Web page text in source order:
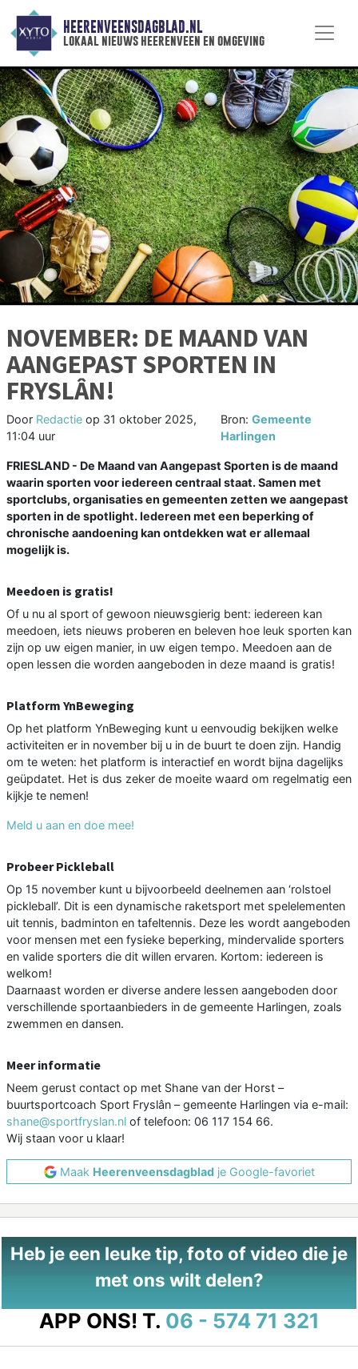
HEERENVEENSDAGBLAD.NL
lokaal nieuws heerenveen en omgeving
NOVEMBER: DE MAAND VAN
AANGEPAST SPORTEN IN
FRYSLÂN!
Door Redactie op 31 oktober 2025,
11:04 uur
Bron: Gemeente
Harlingen
FRIESLAND - De Maand van Aangepast Sporten is de maand
waarin sporten voor iedereen centraal staat. Samen met
sportclubs, organisaties en gemeenten zetten we aangepast
sporten in de spotlight. Iedereen met een beperking of
chronische aandoening kan ontdekken wat er allemaal
mogelijk is.
Meedoen is gratis!
Of u nu al sport of gewoon nieuwsgierig bent: iedereen kan
meedoen, iets nieuws proberen en beleven hoe leuk sporten kan
zijn op uw eigen manier, in uw eigen tempo. Meedoen aan de
open lessen die worden aangeboden in deze maand is gratis!
Platform YnBeweging
Op het platform YnBeweging kunt u eenvoudig bekijken welke
activiteiten er in november bij u in de buurt te doen zijn. Handig
om te weten: het platform is interactief en wordt bijna dagelijks
geüpdatet. Het is dus zeker de moeite waard om regelmatig een
kijkje te nemen!
Meld u aan en doe mee!
Probeer Pickleball
Op 15 november kunt u bijvoorbeeld deelnemen aan ‘rolstoel
pickleball’. Dit is een dynamische raketsport met spelelementen
uit tennis, badminton en tafeltennis. Deze les wordt aangeboden
voor mensen met een fysieke beperking, mindervalide sporters
en valide sporters die dit willen ervaren. Kortom: iedereen is
welkom!
Daarnaast worden er diverse andere lessen aangeboden door
verschillende sportaanbieders in de gemeente Harlingen, zoals
zwemmen en dansen.
Meer informatie
Neem gerust contact op met Shane van der Horst –
buurtsportcoach Sport Fryslân – gemeente Harlingen via e-mail:
shane@sportfryslan.nl of telefoon: 06 117 154 66.
Wij staan voor u klaar!
Maak Heerenveensdagbladje Google-favoriet
Heb je een leuke tip, foto of video die je
met ons wilt delen?
APP ONS! T. 06 - 574 71 321